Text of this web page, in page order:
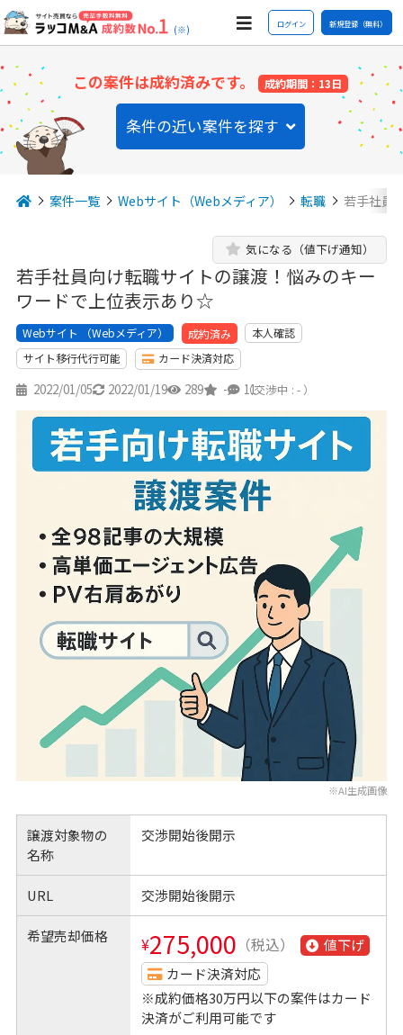
(※) ログイン 新規登録（無料）
この案件は成約済みです。 成約期間：13日
条件の近い案件を探す
案件一覧 Webサイト（Webメディア） 転職 若手社員
若手社員向け転職サイトの譲渡！悩みのキー
ワードで上位表示あり☆
気になる（値下げ通知）
Webサイト （Webメディア） 成約済み
本人確認
サイト移行代行可能
カード決済対応
2022/01/05 2022/01/19 289 - 11
（交渉中 : - ）
※AI生成画像
譲渡対象物の
名称
交渉開始後開示
URL 交渉開始後開示
希望売却価格 ¥275,000 （税込）
値下げ
カード決済対応
※成約価格30万円以下の案件はカード
決済がご利用可能です